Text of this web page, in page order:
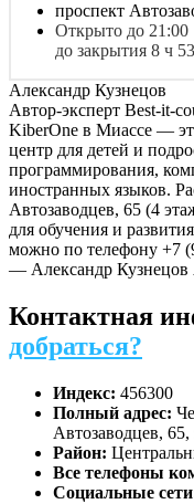
проспект
Открыто до 21:00
до закрытия 8 ч
Александр Кузнецов
Автор-эксперт Best-it-
KiberOne в Миассе —
центр для детей и
программирования,
иностранных языков.
Автозаводцев, 65 (4
для обучения и
можно по телефону +7
— Александр Кузнецов
Контактная
добраться?
Индекс: 456300
Полный адрес:
Автозаводцев, 65,
Район:
Все телефоны
Социальные